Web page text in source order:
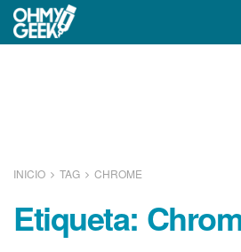
INICIO TAG CHROME
Etiqueta: